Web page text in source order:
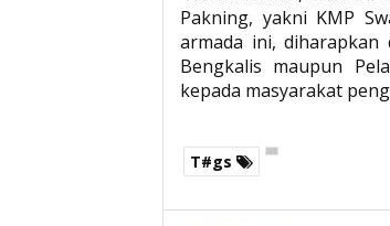
Pakning, yakni KMP
armada ini,
Bengkalis maupun
kepada masyarakat
T#gs